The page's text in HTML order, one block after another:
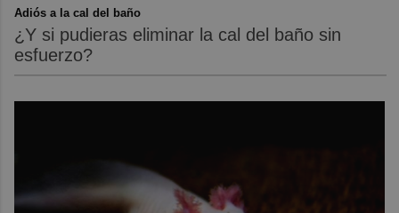
Adiós a la cal del baño
¿Y si pudieras eliminar la cal del baño sin
esfuerzo?